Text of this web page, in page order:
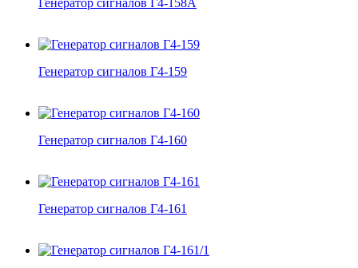
Генератор сигналов Г4-158А
Генератор сигналов Г4-159
Генератор сигналов Г4-160
Генератор сигналов Г4-161